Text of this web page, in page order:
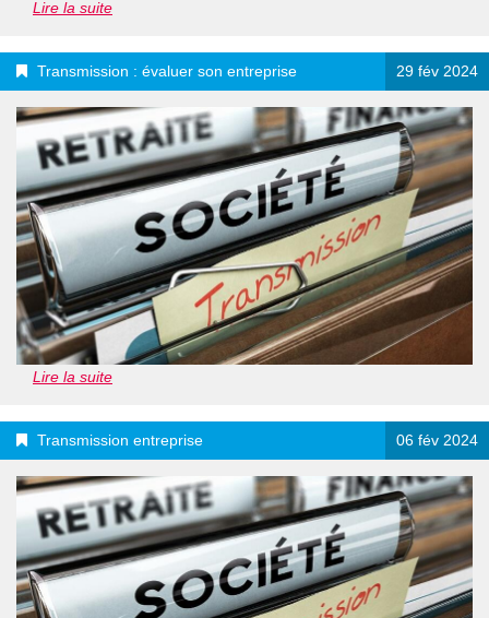
Lire la suite
Transmission : évaluer son entreprise 29 fév 2024
Lire la suite
Transmission entreprise 06 fév 2024